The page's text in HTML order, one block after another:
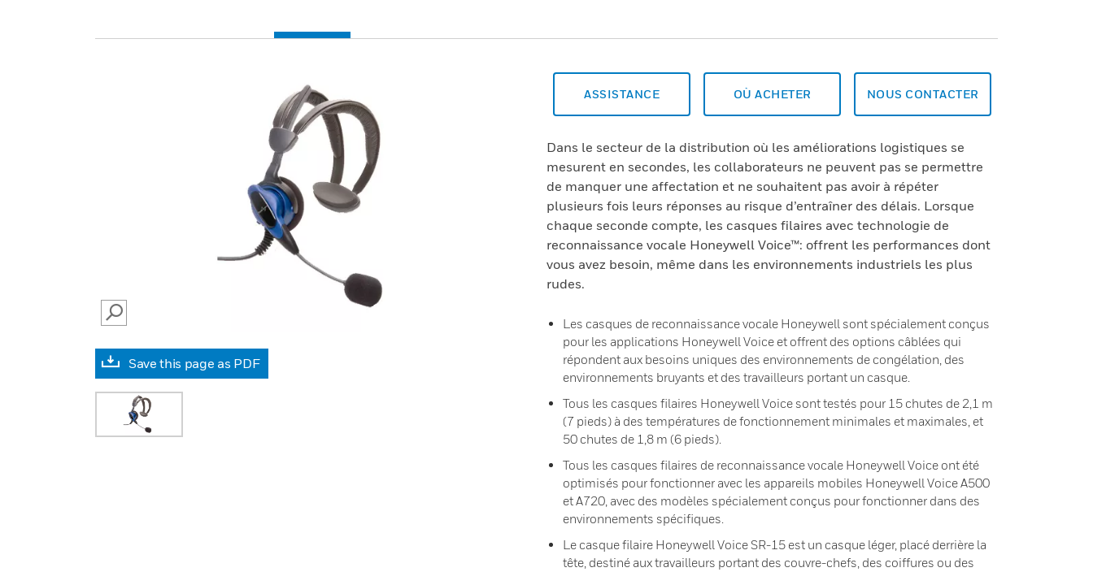
SEARCH
Save this page as PDF
ASSISTANCE OÙ ACHETER NOUS CONTACTER
Dans le secteur de la distribution où les améliorations logistiques se
mesurent en secondes, les collaborateurs ne peuvent pas se permettre
de manquer une affectation et ne souhaitent pas avoir à répéter
plusieurs fois leurs réponses au risque d’entraîner des délais. Lorsque
chaque seconde compte, les casques filaires avec technologie de
reconnaissance vocale Honeywell Voice™: offrent les performances dont
vous avez besoin, même dans les environnements industriels les plus
rudes.
Les casques de reconnaissance vocale Honeywell sont spécialement conçus
pour les applications Honeywell Voice et offrent des options câblées qui
répondent aux besoins uniques des environnements de congélation, des
environnements bruyants et des travailleurs portant un casque.
Tous les casques filaires Honeywell Voice sont testés pour 15 chutes de 2,1 m
(7 pieds) à des températures de fonctionnement minimales et maximales, et
50 chutes de 1,8 m (6 pieds).
Tous les casques filaires de reconnaissance vocale Honeywell Voice ont été
optimisés pour fonctionner avec les appareils mobiles Honeywell Voice A500
et A720, avec des modèles spécialement conçus pour fonctionner dans des
environnements spécifiques.
Le casque filaire Honeywell Voice SR-15 est un casque léger, placé derrière la
tête, destiné aux travailleurs portant des couvre-chefs, des coiffures ou des